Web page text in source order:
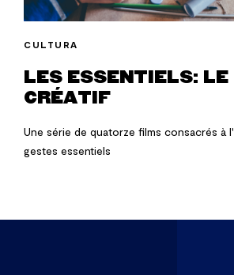
CULTURA
LES ESSENTIELS: LE
CRÉATIF
Une série de quatorze films consacrés à
gestes essentiels